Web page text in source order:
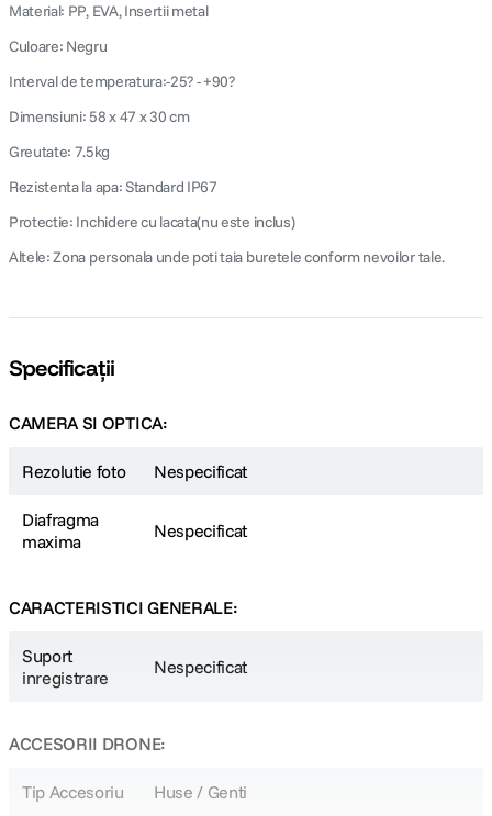
Material: PP, EVA, Insertii metal
Culoare: Negru
Interval de temperatura:-25? - +90?
Dimensiuni: 58 x 47 x 30 cm
Greutate: 7.5kg
Rezistenta la apa: Standard IP67
Protectie: Inchidere cu lacata(nu este inclus)
Altele: Zona personala unde poti taia buretele conform nevoilor tale.
Specificații
CAMERA SI OPTICA:
Rezolutie foto Nespecificat
Diafragma
maxima
Nespecificat
CARACTERISTICI GENERALE:
Suport
inregistrare
Nespecificat
ACCESORII DRONE:
Tip Accesoriu Huse / Genti